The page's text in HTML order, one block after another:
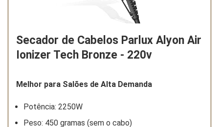
Secador de Cabelos Parlux Alyon Air
Ionizer Tech Bronze - 220v
Melhor para Salões de Alta Demanda
Potência: 2250W
Peso: 450 gramas (sem o cabo)